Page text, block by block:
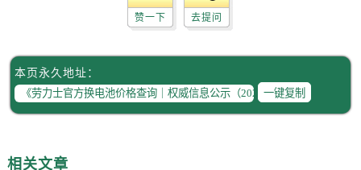
赞一下 去提问
本页永久地址：
一键复制
相关文章